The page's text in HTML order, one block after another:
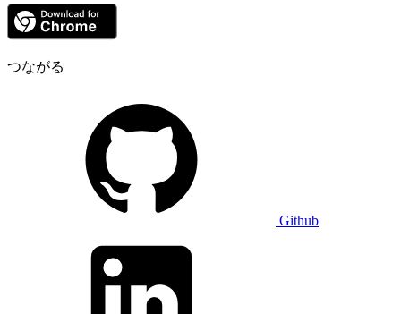
つながる
Github